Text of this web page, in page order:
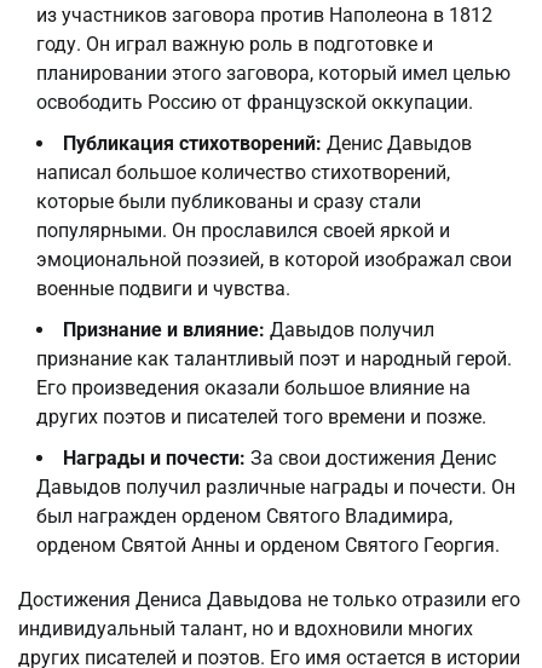
из участников заговора против Наполеона в 1812
году. Он играл важную роль в подготовке и
планировании этого заговора, который имел целью
освободить Россию от французской оккупации.
Публикация стихотворений: Денис Давыдов
написал большое количество стихотворений,
которые были публикованы и сразу стали
популярными. Он прославился своей яркой и
эмоциональной поэзией, в которой изображал свои
военные подвиги и чувства.
Признание и влияние: Давыдов получил
признание как талантливый поэт и народный герой.
Его произведения оказали большое влияние на
других поэтов и писателей того времени и позже.
Награды и почести: За свои достижения Денис
Давыдов получил различные награды и почести. Он
был награжден орденом Святого Владимира,
орденом Святой Анны и орденом Святого Георгия.
Достижения Дениса Давыдова не только отразили его
индивидуальный талант, но и вдохновили многих
других писателей и поэтов. Его имя остается в истории